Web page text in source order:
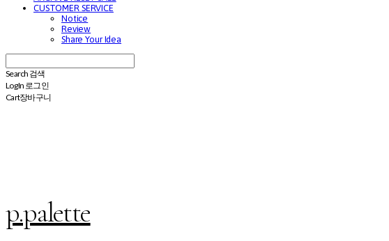
CUSTOMER SERVICE
Notice
Review
Share Your Idea
Search 검색
Log In 로그인
Cart장바구니
p.palette